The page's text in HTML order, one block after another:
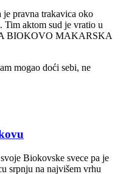
je pravna trakavica oko
Tim aktom sud je vratio u
BIOKOVO MAKARSKA
mogao doći sebi, ne
Biokovske svece pa je
srpnju na najvišem vrhu